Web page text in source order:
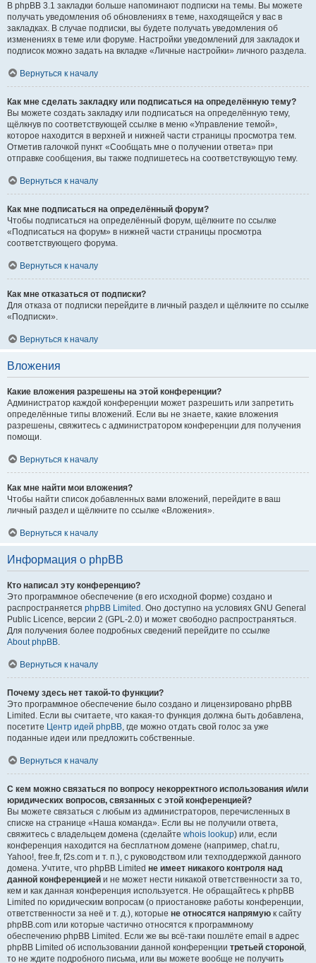
В phpBB 3.1 закладки больше напоминают подписки на темы. Вы можете
получать уведомления об обновлениях в теме, находящейся у вас в
закладках. В случае подписки, вы будете получать уведомления об
изменениях в теме или форуме. Настройки уведомлений для закладок и
подписок можно задать на вкладке «Личные настройки» личного раздела.
Вернуться к началу
Как мне сделать закладку или подписаться на определённую тему?
Вы можете создать закладку или подписаться на определённую тему,
щёлкнув по соответствующей ссылке в меню «Управление темой»,
которое находится в верхней и нижней части страницы просмотра тем.
Отметив галочкой пункт «Сообщать мне о получении ответа» при
отправке сообщения, вы также подпишетесь на соответствующую тему.
Вернуться к началу
Как мне подписаться на определённый форум?
Чтобы подписаться на определённый форум, щёлкните по ссылке
«Подписаться на форум» в нижней части страницы просмотра
соответствующего форума.
Вернуться к началу
Как мне отказаться от подписки?
Для отказа от подписки перейдите в личный раздел и щёлкните по ссылке
«Подписки».
Вернуться к началу
Вложения
Какие вложения разрешены на этой конференции?
Администратор каждой конференции может разрешить или запретить
определённые типы вложений. Если вы не знаете, какие вложения
разрешены, свяжитесь с администратором конференции для получения
помощи.
Вернуться к началу
Как мне найти мои вложения?
Чтобы найти список добавленных вами вложений, перейдите в ваш
личный раздел и щёлкните по ссылке «Вложения».
Вернуться к началу
Информация о phpBB
Кто написал эту конференцию?
Это программное обеспечение (в его исходной форме) создано и
распространяется phpBB Limited . Оно доступно на условиях GNU General
Public Licence, версии 2 (GPL-2.0) и может свободно распространяться.
Для получения более подробных сведений перейдите по ссылке
About phpBB.
Вернуться к началу
Почему здесь нет такой-то функции?
Это программное обеспечение было создано и лицензировано phpBB
Limited. Если вы считаете, что какая-то функция должна быть добавлена,
посетите Центр идей phpBB, где можно отдать свой голос за уже
поданные идеи или предложить собственные.
Вернуться к началу
С кем можно связаться по вопросу некорректного использования и/или
юридических вопросов, связанных с этой конференцией?
Вы можете связаться с любым из администраторов, перечисленных в
списке на странице «Наша команда». Если вы не получили ответа,
свяжитесь с владельцем домена (сделайте whois lookup) или, если
конференция находится на бесплатном домене (например, chat.ru,
Yahoo!, free.fr, f2s.com и т. п.), с руководством или техподдержкой данного
домена. Учтите, что phpBB Limited не имеет никакого контроля над
данной конференцией и не может нести никакой ответственности за то,
кем и как данная конференция используется. Не обращайтесь к phpBB
Limited по юридическим вопросам (о приостановке работы конференции,
ответственности за неё и т. д.), которые не относятся напрямую к сайту
phpBB.com или которые частично относятся к программному
обеспечению phpBB Limited. Если же вы всё-таки пошлёте email в адрес
phpBB Limited об использовании данной конференции третьей стороной,
то не ждите подробного письма, или вы можете вообще не получить